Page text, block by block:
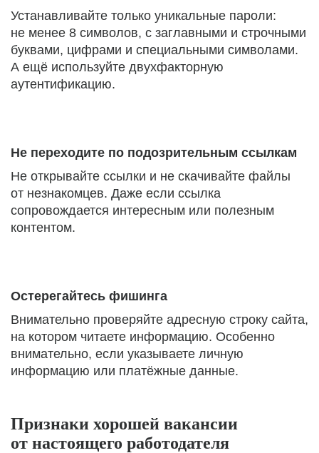
Устанавливайте только уникальные пароли:
не менее 8 символов, с заглавными и строчными
буквами, цифрами и специальными символами.
А ещё используйте двухфакторную
аутентификацию.
Не переходите по подозрительным ссылкам
Не открывайте ссылки и не скачивайте файлы
от незнакомцев. Даже если ссылка
сопровождается интересным или полезным
контентом.
Остерегайтесь фишинга
Внимательно проверяйте адресную строку сайта,
на котором читаете информацию. Особенно
внимательно, если указываете личную
информацию или платёжные данные.
Признаки хорошей вакансии
от настоящего работодателя